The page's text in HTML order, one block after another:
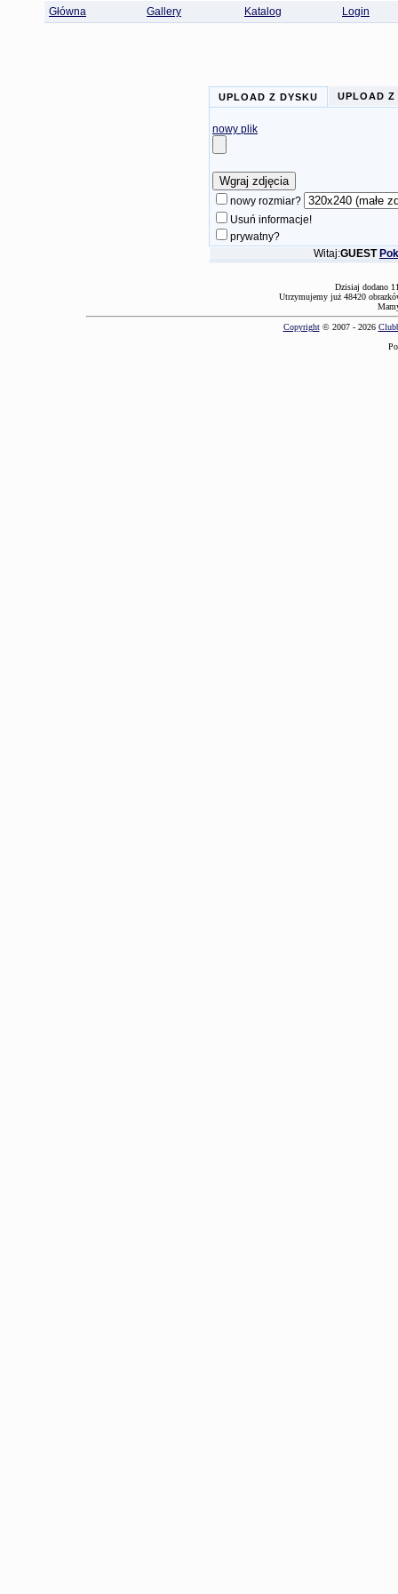
Główna Gallery Katalog Login
UPLOAD Z DYSKU UPLOAD Z
nowy plik
nowy rozmiar?
Usuń informacje!
prywatny?
Witaj:GUEST
Dzisiaj dodano
Utrzymujemy już 48420
Copyright© 2007 - 2026